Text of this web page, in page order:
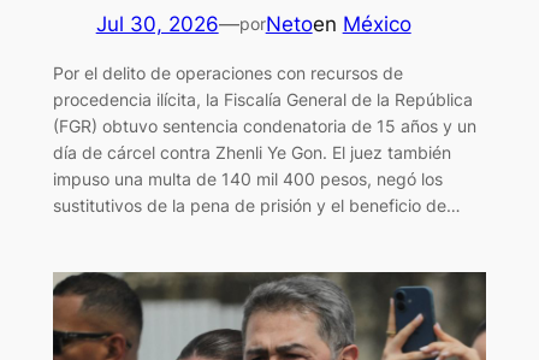
Jul 30, 2026—porNetoen México
Por el delito de operaciones con recursos de
procedencia ilícita, la Fiscalía General de la República
(FGR) obtuvo sentencia condenatoria de 15 años y un
día de cárcel contra Zhenli Ye Gon. El juez también
impuso una multa de 140 mil 400 pesos, negó los
sustitutivos de la pena de prisión y el beneficio de…